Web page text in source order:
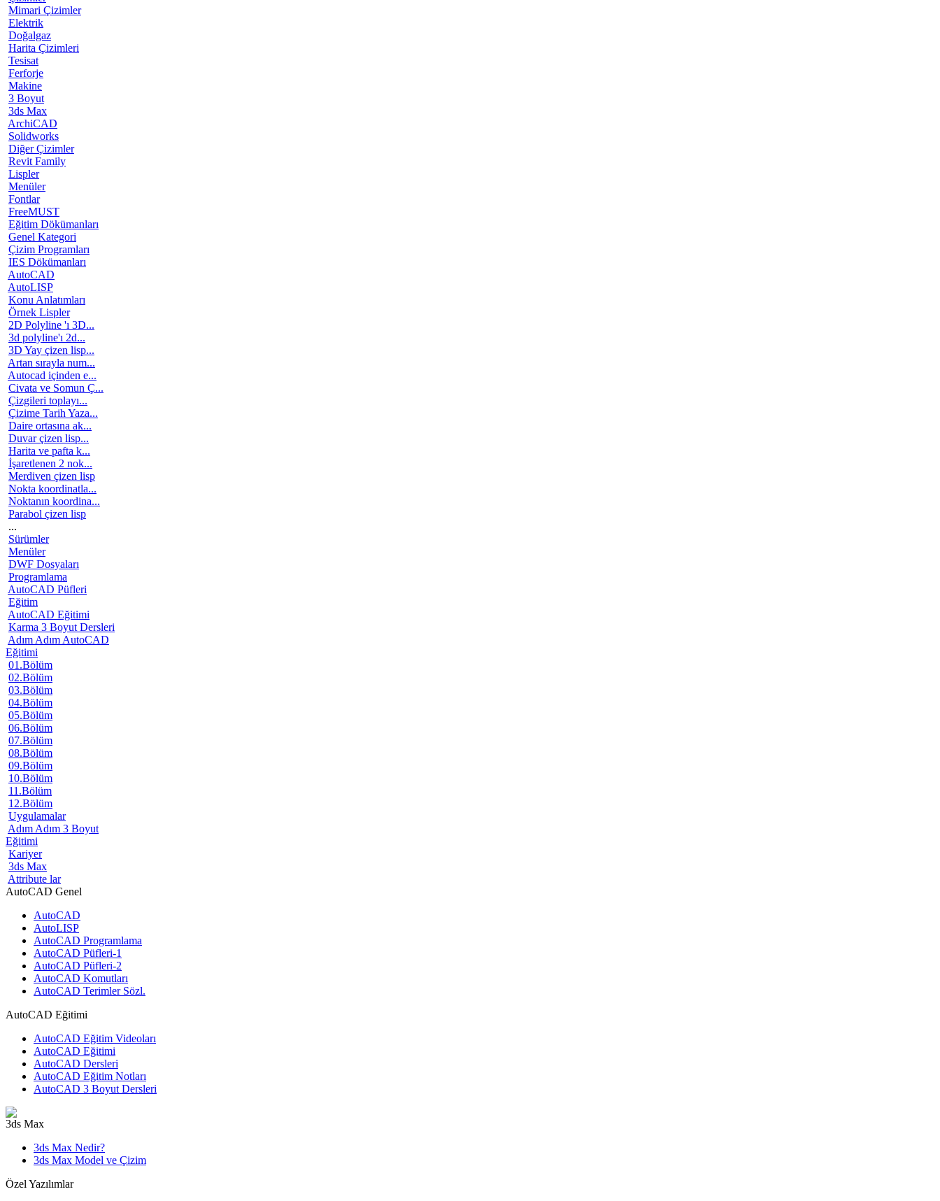
Mimari Çizimler
Elektrik
Doğalgaz
Harita Çizimleri
Tesisat
Ferforje
Makine
3 Boyut
3ds Max
ArchiCAD
Solidworks
Diğer Çizimler
Revit Family
Lispler
Menüler
Fontlar
FreeMUST
Eğitim Dökümanları
Genel Kategori
Çizim Programları
IES Dökümanları
AutoCAD
AutoLISP
Konu Anlatımları
Örnek Lispler
2D Polyline 'ı 3D...
3d polyline'ı 2d...
3D Yay çizen lisp...
Artan sırayla num...
Autocad içinden e...
Civata ve Somun Ç...
Çizgileri toplayı...
Çizime Tarih Yaza...
Daire ortasına ak...
Duvar çizen lisp...
Harita ve pafta k...
İşaretlenen 2 nok...
Merdiven çizen lisp
Nokta koordinatla...
Noktanın koordina...
Parabol çizen lisp
...
Sürümler
Menüler
DWF Dosyaları
Programlama
AutoCAD Püfleri
Eğitim
AutoCAD Eğitimi
Karma 3 Boyut Dersleri
Adım Adım AutoCAD
Eğitimi
01.Bölüm
02.Bölüm
03.Bölüm
04.Bölüm
05.Bölüm
06.Bölüm
07.Bölüm
08.Bölüm
09.Bölüm
10.Bölüm
11.Bölüm
12.Bölüm
Uygulamalar
Adım Adım 3 Boyut
Eğitimi
Kariyer
3ds Max
Attribute lar
AutoCAD Genel
AutoCAD
AutoLISP
AutoCAD Programlama
AutoCAD Püfleri-1
AutoCAD Püfleri-2
AutoCAD Komutları
AutoCAD Terimler Sözl.
AutoCAD Eğitimi
AutoCAD Eğitim Videoları
AutoCAD Eğitimi
AutoCAD Dersleri
AutoCAD Eğitim Notları
AutoCAD 3 Boyut Dersleri
3ds Max
3ds Max Nedir?
3ds Max Model ve Çizim
Özel Yazılımlar